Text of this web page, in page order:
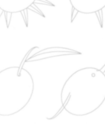
EVENTOS